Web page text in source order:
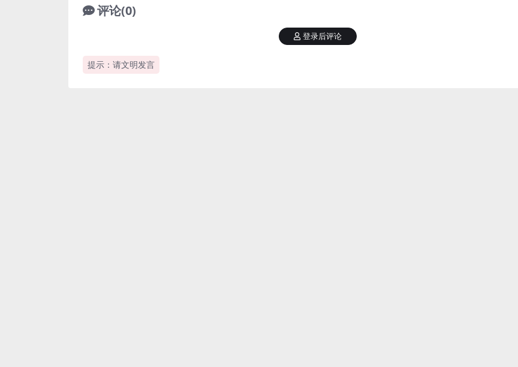
评论(0)
提示：请文明发言
登录后评论